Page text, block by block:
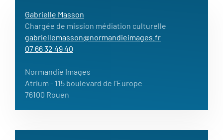
Gabrielle Masson
Chargée de mission médiation culturelle
gabriellemasson@normandieimages.fr
07 66 32 49 40
Normandie Images
Atrium - 115 boulevard de l'Europe
76100 Rouen